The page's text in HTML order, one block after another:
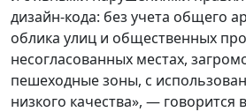
дизайн-кода: без учета общего
облика улиц и общественных
несогласованных местах,
пешеходные зоны, с
низкого качества», — говорится